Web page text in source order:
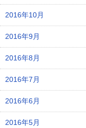
2016年10月
2016年9月
2016年8月
2016年7月
2016年6月
2016年5月